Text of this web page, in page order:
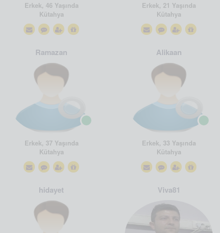
Erkek, 46 Yaşında
Kütahya
Erkek, 21 Yaşında
Kütahya
Ramazan
Erkek, 37 Yaşında
Kütahya
Alikaan
Erkek, 33 Yaşında
Kütahya
hidayet Viva81